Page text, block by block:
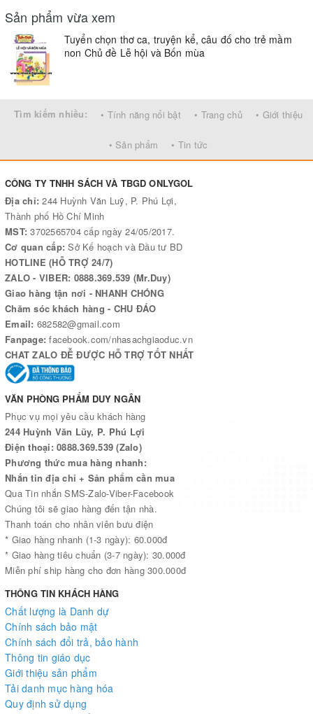
Sản phẩm vừa xem
Tuyển chọn thơ ca, truyện kể, câu đố cho trẻ mầm
non Chủ đề Lễ hội và Bốn mùa
Tìm kiếm nhiều: • Tính năng nổi bật • Trang chủ • Giới thiệu
• Sản phẩm • Tin tức
CÔNG TY TNHH SÁCH VÀ TBGD ONLYGOL
Địa chỉ:244 Huỳnh Văn Luỹ, P. Phú Lợi,
Thành phố Hồ Chí Minh
MST:3702565704 cấp ngày 24/05/2017.
Cơ quan cấp:Sở Kế hoạch và Đầu tư BD
HOTLINE (HỖ TRỢ 24/7)
ZALO - VIBER: 0888.369.539 (Mr.Duy)
Giao hàng tận nơi - NHANH CHÓNG
Chăm sóc khách hàng - CHU ĐÁO
Email: 682582@gmail.com
Fanpage:facebook.com/nhasachgiaoduc.vn
CHAT ZALO ĐỄ ĐƯỢC HỖ TRỢ TỐT NHẤT
VĂN PHÒNG PHẨM DUY NGÂN
Phục vụ mọi yêu cầu khách hàng
244 Huỳnh Văn Lũy, P. Phú Lợi
Điện thoại: 0888.369.539 (Zalo)
Phương thức mua hàng nhanh:
Nhắn tin địa chỉ + Sản phẩm cần mua
Qua Tin nhắn SMS-Zalo-Viber-Facebook
Chúng tôi sẽ giao hàng đến tận nhà.
Thanh toán cho nhân viên bưu điện
* Giao hàng nhanh (1-3 ngày): 60.000đ
* Giao hàng tiêu chuẩn (3-7 ngày): 30.000đ
Miễn phí ship hàng cho đơn hàng 300.000đ
THÔNG TIN KHÁCH HÀNG
Chất lượng là Danh dự
Chính sách bảo mật
Chính sách đổi trả, bảo hành
Thông tin giáo dục
Giới thiệu sản phẩm
Tải danh mục hàng hóa
Quy định sử dụng